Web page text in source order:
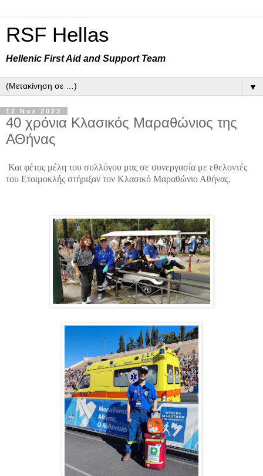
RSF Hellas
Hellenic First Aid and Support Team
▼
12 Νοε 2023
40 χρόνια Κλασικός Μαραθώνιος της
ΑΘήνας
Και φέτος μέλη του συλλόγου μας σε συνεργασία με εθελοντές
του Ετοιμοκλής στήριξαν τον Κλασικό Μαραθώνιο Αθήνας.